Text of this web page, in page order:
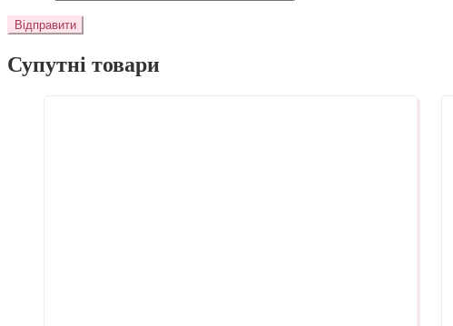
Супутні товари